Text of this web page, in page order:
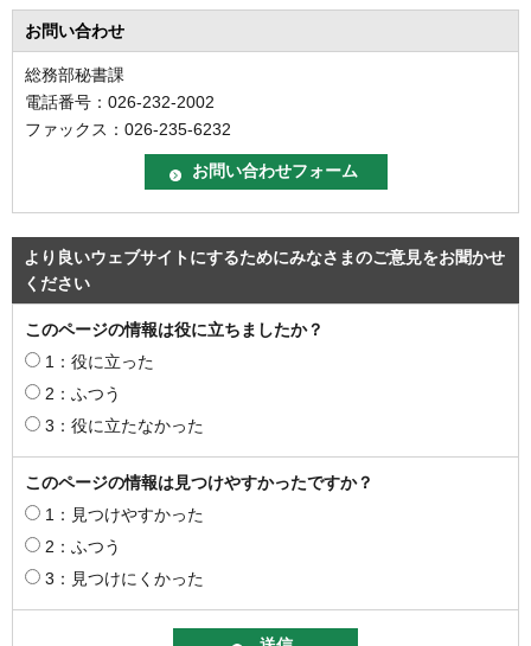
お問い合わせ
総務部秘書課
電話番号：026-232-2002
ファックス：026-235-6232
より良いウェブサイトにするためにみなさまのご意見をお聞かせ
ください
このページの情報は役に立ちましたか？
1：役に立った
2：ふつう
3：役に立たなかった
このページの情報は見つけやすかったですか？
1：見つけやすかった
2：ふつう
3：見つけにくかった